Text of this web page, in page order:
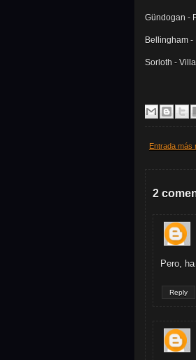
Gündogan -
Bellingham -
Sorloth -
Entrada más
2
Reply
Pero,